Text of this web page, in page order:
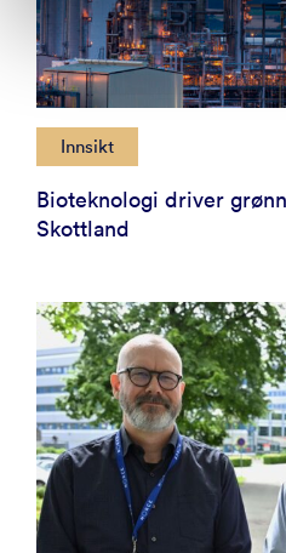
Innsikt
Bioteknologi driver
Skottland